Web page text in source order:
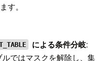
す。
による条件分岐:
ではマスクを解除し、集